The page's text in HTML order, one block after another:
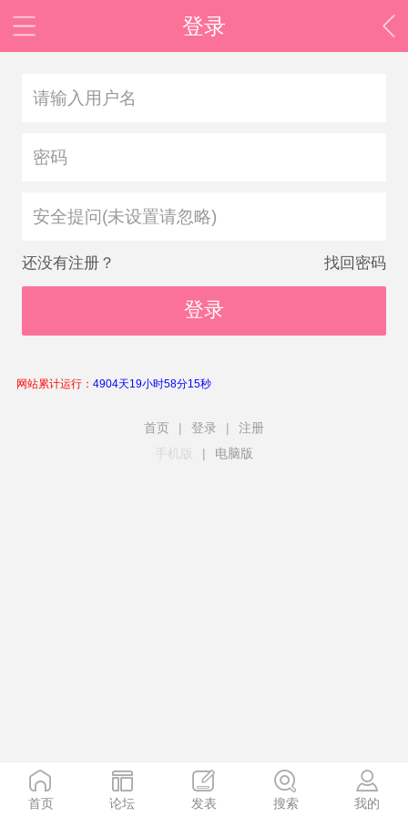
登录
安全提问(未设置请忽略)
还没有注册？ 找回密码
登录
网站累计运行： 4904天19小时58分15秒
首页 | 登录 |
注册
手机版
| 电脑版
首页 论坛 发表 搜索 我的